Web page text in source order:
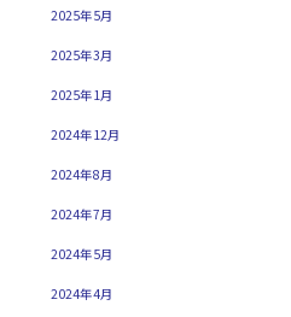
2025年5月
2025年3月
2025年1月
2024年12月
2024年8月
2024年7月
2024年5月
2024年4月